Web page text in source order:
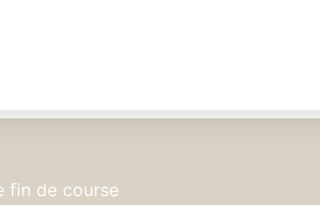
fin de course